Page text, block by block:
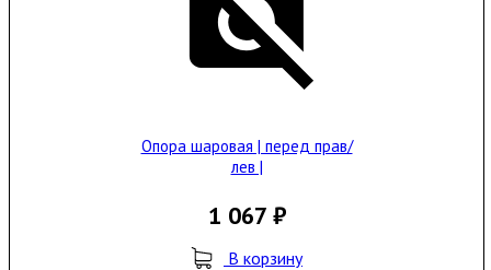
Опора шаровая | перед прав/
лев |
1 067 ₽
В корзину